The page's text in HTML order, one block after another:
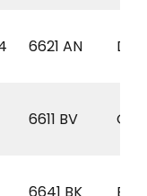
6621 AN
6611 BV